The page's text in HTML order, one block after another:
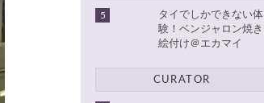
5
タイでしかできない体
験！ベンジャロン焼き
絵付け＠エカマイ
CURATOR